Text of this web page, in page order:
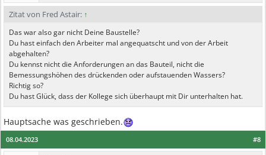
Zitat von Fred Astair: ↑
Das war also gar nicht Deine Baustelle?
Du hast einfach den Arbeiter mal angequatscht und von der Arbeit
abgehalten?
Du kennst nicht die Anforderungen an das Bauteil, nicht die
Bemessungshöhen des drückenden oder aufstauenden Wassers?
Richtig so?
Du hast Glück, dass der Kollege sich überhaupt mit Dir unterhalten hat.
Hauptsache was geschrieben.
#8
08.04.2023